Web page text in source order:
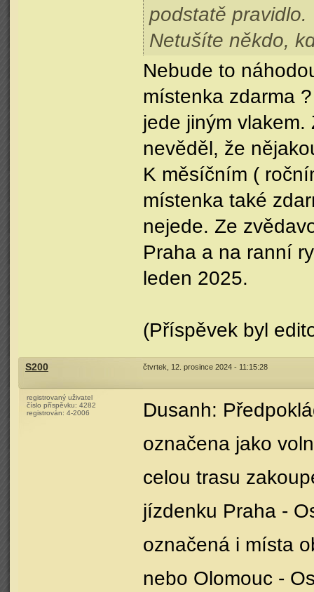
podstatě pravidlo.
Netušíte někdo,
Nebude to
místenka zdarma
jede jiným
nevěděl, že
K měsíčním (
místenka také
nejede. Ze
Praha a na ranní
leden 2025.
(Příspěvek byl
S200 čtvrtek, 12. prosince 2024 - 11:15:28
registrovaný uživatel
číslo příspěvku: 4282
registrován: 4-2006
Dusanh:
označena jako
celou trasu
jízdenku Praha -
označená i místa
nebo Olomouc -